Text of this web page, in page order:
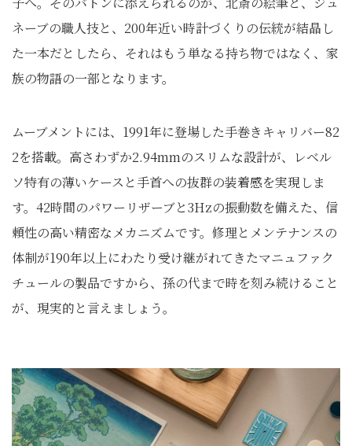
ネーブの職人技と、200年近い時計づくりの伝統が結晶し
た一本だとしたら、それはもう単なる持ち物ではなく、家
族の物語の一部となります。
ムーブメントには、1991年に登場した手巻きキャリバー82
2を搭載。高さわずか2.94mmのスリムな設計が、レベル
ソ特有の薄いケースと手首への抜群の装着感を実現しま
す。42時間のパワーリザーブと3Hzの振動数を備えた、信
頼性の高い精密なメカニズムです。修理とメンテナンスの
体制が190年以上にわたり受け継がれてきたマニュファク
チュールの製品ですから、孫の代まで時を刻み続けること
が、現実的と言えましょう。